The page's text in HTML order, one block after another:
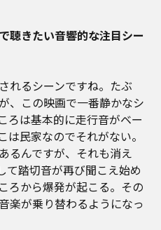
きたい音響的な注目シー
れるシーンですね。たぶ
、この映画で一番静かなシ
ろは基本的に走行音がベー
民家なのでそれがない。
るんですが、それも消え
て踏切音が再び聞こえ始め
ろから爆発が起こる。その
楽が乗り替わるようになっ